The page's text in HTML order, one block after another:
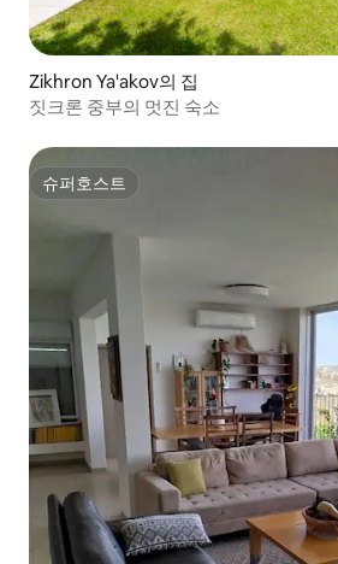
Zikhron Ya'akov의 집
짓크론 중부의 멋진 숙소
슈퍼호스트
슈퍼호스트